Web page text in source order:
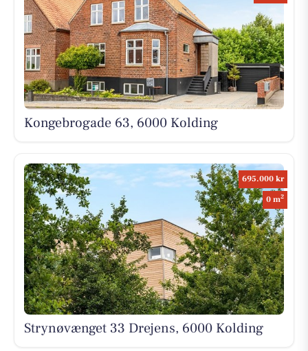
Kongebrogade 63, 6000 Kolding
695.000 kr
0 m2
Strynøvænget 33 Drejens, 6000 Kolding